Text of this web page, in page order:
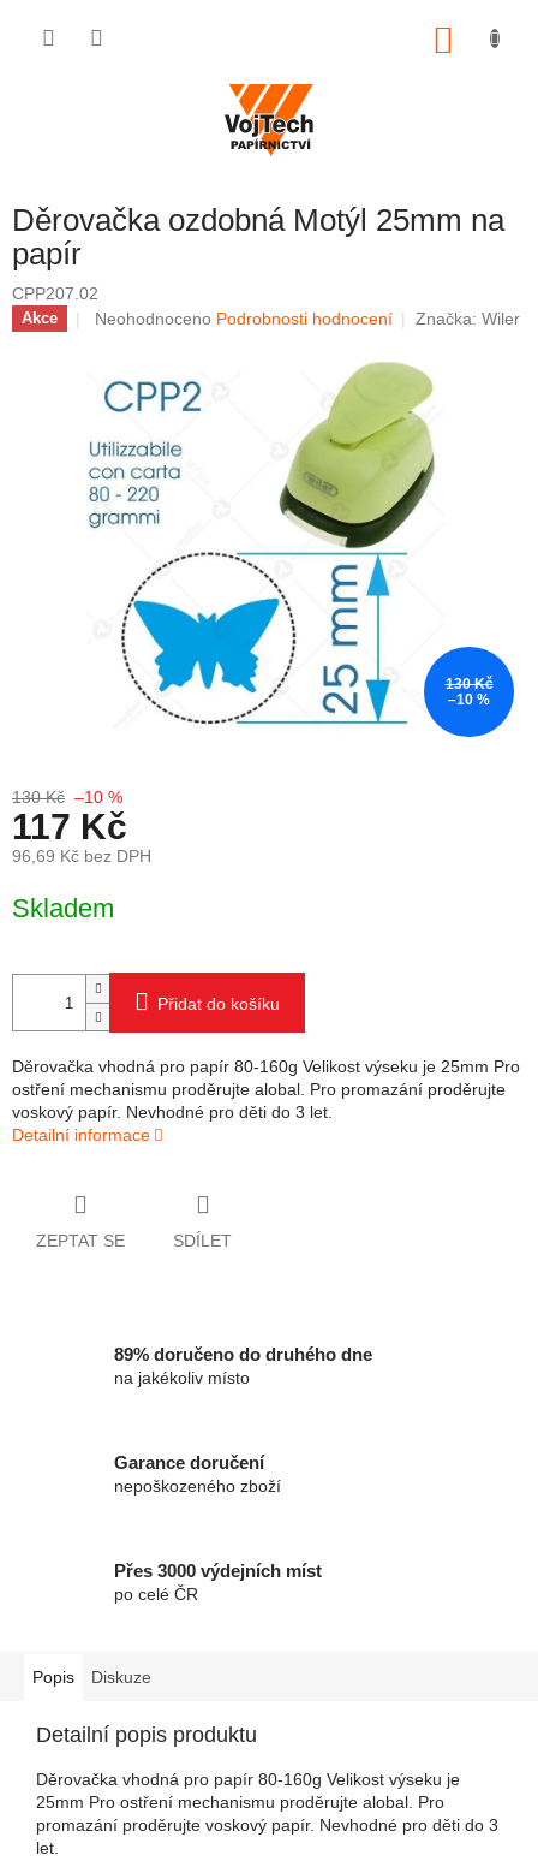
Děrovačka ozdobná Motýl 25mm na
papír
CPP207.02
Akce Průměrné hodnocení produktu je 0,0 z 5 hvězdiček.
Neohodnoceno Podrobnosti hodnocení Značka: Wiler
130 Kč
–10 %
130 Kč –10 %
117 Kč
96,69 Kč bez DPH
Skladem
Přidat do košíku
Děrovačka vhodná pro papír 80-160g Velikost výseku je 25mm Pro
ostření mechanismu proděrujte alobal. Pro promazání proděrujte
voskový papír. Nevhodné pro děti do 3 let.
Detailní informace
ZEPTAT SE SDÍLET
89% doručeno do druhého dne
na jakékoliv místo
Garance doručení
nepoškozeného zboží
Přes 3000 výdejních míst
po celé ČR
Popis Diskuze
Detailní popis produktu
Děrovačka vhodná pro papír 80-160g Velikost výseku je
25mm Pro ostření mechanismu proděrujte alobal. Pro
promazání proděrujte voskový papír. Nevhodné pro děti do 3
let.